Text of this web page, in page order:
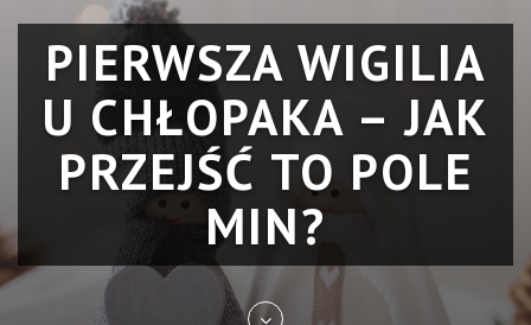
PIERWSZA WIGILIA
U CHŁOPAKA – JAK
PRZEJŚĆ TO POLE
MIN?
to